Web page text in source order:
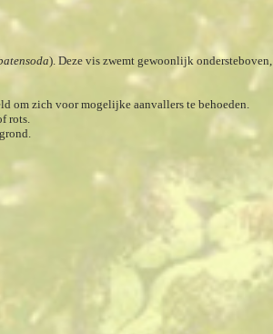
). Deze vis zwemt gewoonlijk ondersteboven,
om zich voor mogelijke aanvallers te behoeden.
rots.